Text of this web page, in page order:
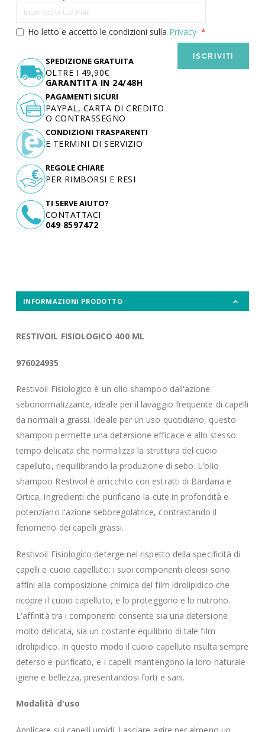
Ho letto e accetto le condizioni sulla Privacy
ISCRIVITI
SPEDIZIONE GRATUITA
OLTRE I 49,90€
GARANTITA IN 24/48H
TI SERVE AIUTO?
CONTATTACI
049 8597472
PAGAMENTI SICURI
PAYPAL, CARTA DI CREDITO
O CONTRASSEGNO
CONDIZIONI TRASPARENTI
E TERMINI DI SERVIZIO
REGOLE CHIARE
PER RIMBORSI E RESI
INFORMAZIONI PRODOTTO
RESTIVOIL FISIOLOGICO 400 ML
976024935
Restivoil Fisiologico è un olio shampoo dall'azione
sebonormalizzante, ideale per il lavaggio frequente di capelli
da normali a grassi. Ideale per un uso quotidiano, questo
shampoo permette una detersione efficace e allo stesso
tempo delicata che normalizza la struttura del cuoio
capelluto, riequilibrando la produzione di sebo. L'olio
shampoo Restivoil è arricchito con estratti di Bardana e
Ortica, ingredienti che purificano la cute in profondità e
potenziano l'azione seboregolatrice, contrastando il
fenomeno dei capelli grassi.
Restivoil Fisiologico deterge nel rispetto della specificità di
capelli e cuoio capelluto: i suoi componenti oleosi sono
affini alla composizione chimica del film idrolipidico che
ricopre il cuoio capelluto, e lo proteggono e lo nutrono.
L'affinità tra i componenti consente sia una detersione
molto delicata, sia un costante equilibrio di tale film
idrolipidico. In questo modo il cuoio capelluto risulta sempre
deterso e purificato, e i capelli mantengono la loro naturale
igiene e bellezza, presentandosi forti e sani.
Modalità d'uso